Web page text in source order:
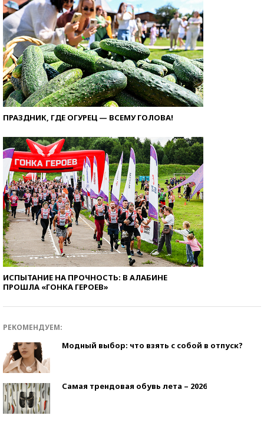
ПРАЗДНИК, ГДЕ ОГУРЕЦ — ВСЕМУ ГОЛОВА!
ИСПЫТАНИЕ НА ПРОЧНОСТЬ: В АЛАБИНЕ
ПРОШЛА «ГОНКА ГЕРОЕВ»
РЕКОМЕНДУЕМ:
Модный выбор: что взять с собой в отпуск?
Самая трендовая обувь лета – 2026